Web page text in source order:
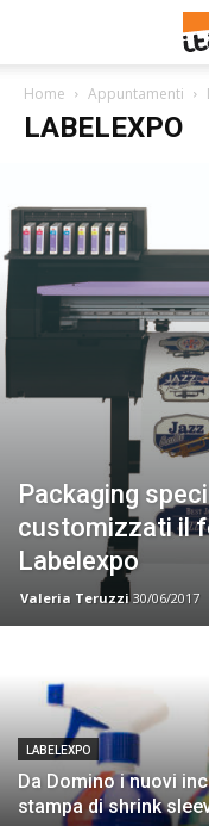
Home Appuntamenti
LABELEXPO
Packaging
customizzati il
Labelexpo
Valeria Teruzzi 30/06/2017
LABELEXPO
Da Domino i nuovi
stampa di shrink